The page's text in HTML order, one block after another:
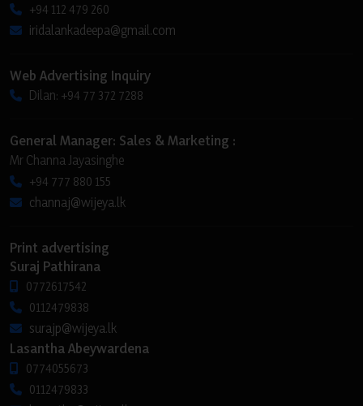
+94 112 479 260
iridalankadeepa@gmail.com
Web Advertising Inquiry
Dilan: +94 77 372 7288
General Manager: Sales & Marketing :
Mr Channa Jayasinghe
+94 777 880 155
channaj@wijeya.lk
Print advertising
Suraj Pathirana
0772617542
0112479838
surajp@wijeya.lk
Lasantha Abeywardena
0774055673
0112479833